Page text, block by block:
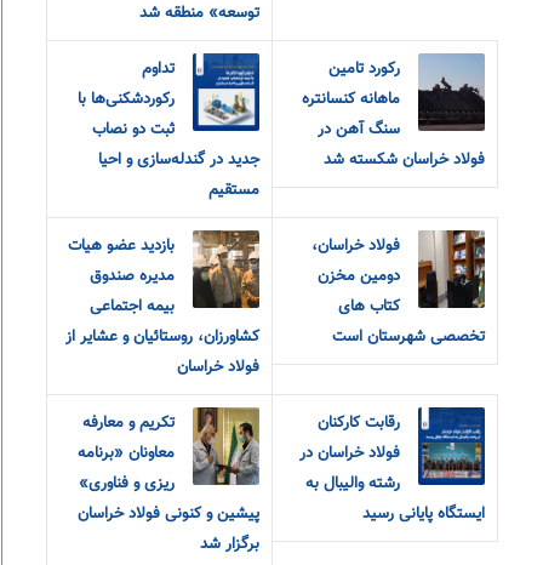
توسعه» منطقه شد
رکورد تامین
ماهانه کنسانتره
سنگ آهن در
فولاد خراسان شکسته شد
تداوم
رکوردشکنی‌ها با
ثبت دو نصاب
جدید در گندله‌سازی و احیا
مستقیم
فولاد خراسان،
دومین مخزن
کتاب های
تخصصی شهرستان است
بازدید عضو هیات
مدیره صندوق
بیمه اجتماعی
کشاورزان، روستائیان و عشایر از
فولاد خراسان
رقابت کارکنان
فولاد خراسان در
رشته والیبال به
ایستگاه پایانی رسید
تکریم و معارفه
معاونان «برنامه
ریزی و فناوری»
پیشین و کنونی فولاد خراسان
برگزار شد